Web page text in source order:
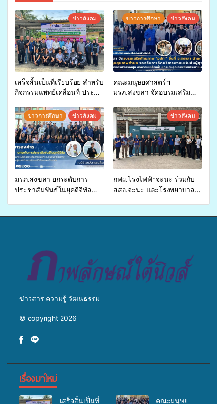
ข่าวสังคม
เสร็จสิ้นเป็นที่เรียบร้อย สำหรับ
กิจกรรมแพทย์เคลื่อนที่ ประจำ
สุขภาพแก่ประชาชนในพื้นที่
อำเภอจะนะ
ข่าวการศึกษา ข่าวสังคม
คณะมนุษยศาสตร์ฯ
มรภ.สงขลา จัดอบรมเสริม
จ่ายงบกองทุนสุขภาพตำบล
รองรับการจัดบริการพาหนะรับ
ส่งผู้ทุพพลภาพเพื่อเข้ารับ
บริการสาธารณสุข ลดความ
เหลื่อมล้ำ ยกระดับคุณภาพ
ชีวิตประชาชนอย่างยั่งยืน
ข่าวการศึกษา ข่าวสังคม
มรภ.สงขลา ยกระดับการ
ประชาสัมพันธ์ในยุคดิจิทัล
ข่าวสังคม
กฟผ.โรงไฟฟ้าจะนะ ร่วมกับ
สสอ.จะนะ และโรงพยาบาล
ข่าวสาร ความรู้ วัฒนธรรม
© copyright 2026
เรื่องมาใหม่
เสร็จสิ้นเป็นที่ คณะมนุษย